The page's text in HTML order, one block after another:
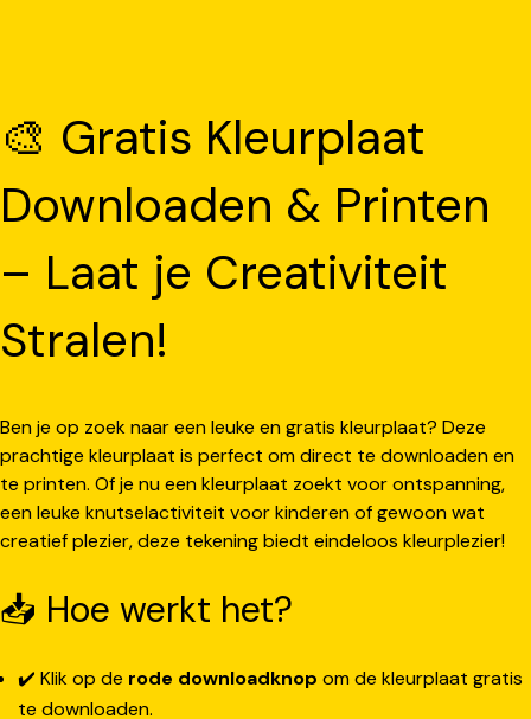
🎨 Gratis Kleurplaat
Downloaden & Printen
– Laat je Creativiteit
Stralen!
Ben je op zoek naar een leuke en gratis kleurplaat? Deze
prachtige kleurplaat is perfect om direct te downloaden en
te printen. Of je nu een kleurplaat zoekt voor ontspanning,
een leuke knutselactiviteit voor kinderen of gewoon wat
creatief plezier, deze tekening biedt eindeloos kleurplezier!
📥 Hoe werkt het?
✔️ Klik op de rode downloadknop om de kleurplaat gratis
te downloaden.